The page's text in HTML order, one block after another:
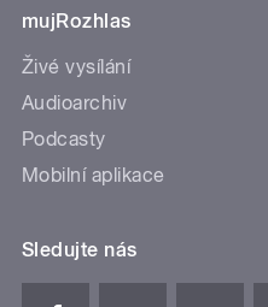
mujRozhlas
Živé vysílání
Audioarchiv
Podcasty
Mobilní aplikace
Sledujte nás